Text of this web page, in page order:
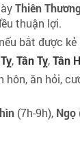
Thiên
thuận lợi.
bắt được
,Tân Tỵ,Tân
hôn, ăn hỏi,
(7h-9h), Ngọ